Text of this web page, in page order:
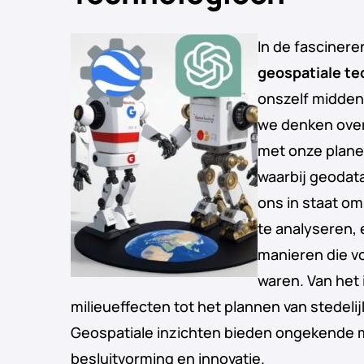
In de
geospatiale
onszelf
we denken
met onze
waarbij
ons in staat
te analyseren,
manieren die
waren. Van
milieueffecten tot het plannen van
Geospatiale inzichten bieden ongekende
besluitvorming en innovatie.